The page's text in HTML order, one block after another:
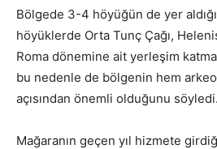
Bölgede 3-4 höyüğün de yer
höyüklerde Orta Tunç Çağı,
Roma dönemine ait yerleşim
bu nedenle de bölgenin hem
açısından önemli olduğunu söyledi.
Mağaranın geçen yıl hizmete